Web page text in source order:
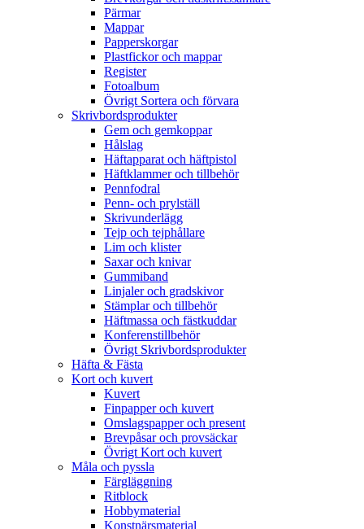
Pärmar
Mappar
Papperskorgar
Plastfickor och mappar
Register
Fotoalbum
Övrigt Sortera och förvara
Skrivbordsprodukter
Gem och gemkoppar
Hålslag
Häftapparat och häftpistol
Häftklammer och tillbehör
Pennfodral
Penn- och prylställ
Skrivunderlägg
Tejp och tejphållare
Lim och klister
Saxar och knivar
Gummiband
Linjaler och gradskivor
Stämplar och tillbehör
Häftmassa och fästkuddar
Konferenstillbehör
Övrigt Skrivbordsprodukter
Häfta & Fästa
Kort och kuvert
Kuvert
Finpapper och kuvert
Omslagspapper och present
Brevpåsar och provsäckar
Övrigt Kort och kuvert
Måla och pyssla
Färgläggning
Ritblock
Hobbymaterial
Konstnärsmaterial